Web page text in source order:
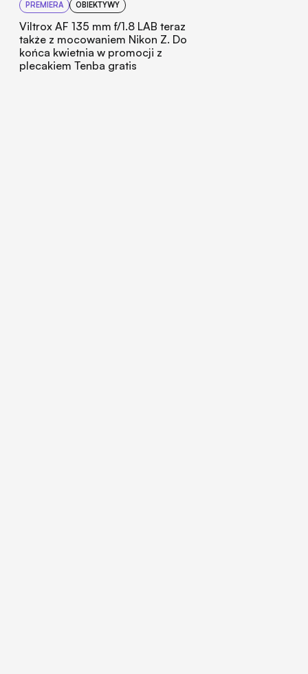
PREMIERA OBIEKTYWY
Viltrox AF 135 mm f/1.8 LAB teraz
także z mocowaniem Nikon Z. Do
końca kwietnia w promocji z
plecakiem Tenba gratis